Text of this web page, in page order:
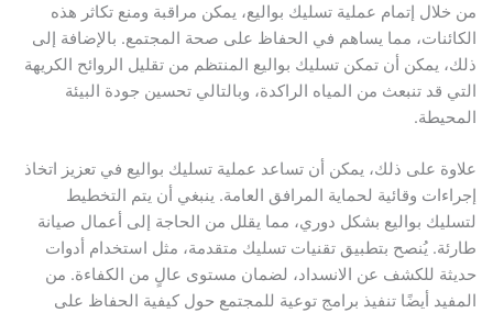
من خلال إتمام عملية تسليك بواليع، يمكن مراقبة ومنع تكاثر هذه
الكائنات، مما يساهم في الحفاظ على صحة المجتمع. بالإضافة إلى
ذلك، يمكن أن تمكن تسليك بواليع المنتظم من تقليل الروائح الكريهة
التي قد تنبعث من المياه الراكدة، وبالتالي تحسين جودة البيئة
المحيطة.
علاوة على ذلك، يمكن أن تساعد عملية تسليك بواليع في تعزيز اتخاذ
إجراءات وقائية لحماية المرافق العامة. ينبغي أن يتم التخطيط
لتسليك بواليع بشكل دوري، مما يقلل من الحاجة إلى أعمال صيانة
طارئة. يُنصح بتطبيق تقنيات تسليك متقدمة، مثل استخدام أدوات
حديثة للكشف عن الانسداد، لضمان مستوى عالٍ من الكفاءة. من
المفيد أيضًا تنفيذ برامج توعية للمجتمع حول كيفية الحفاظ على